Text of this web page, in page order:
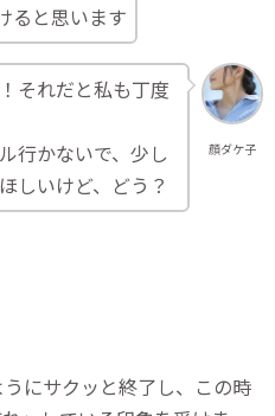
ると思います
顔ダケ子
それだと私も丁度
行かないで、少し
しいけど、どう？
にサクッと終了し、この時